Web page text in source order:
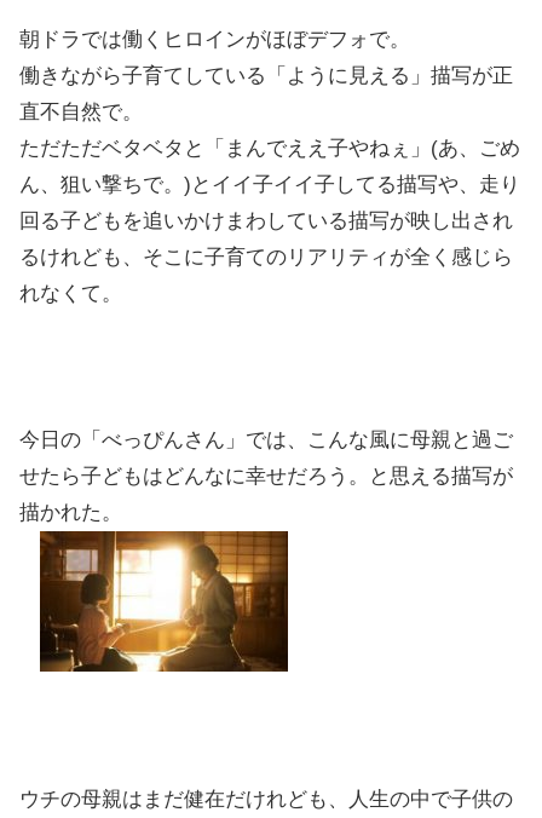
朝ドラでは働くヒロインがほぼデフォで。
働きながら子育てしている「ように見える」描写が正
直不自然で。
ただただベタベタと「まんでええ子やねぇ」(あ、ごめ
ん、狙い撃ちで。)とイイ子イイ子してる描写や、走り
回る子どもを追いかけまわしている描写が映し出され
るけれども、そこに子育てのリアリティが全く感じら
れなくて。
今日の「べっぴんさん」では、こんな風に母親と過ご
せたら子どもはどんなに幸せだろう。と思える描写が
描かれた。
ウチの母親はまだ健在だけれども、人生の中で子供の